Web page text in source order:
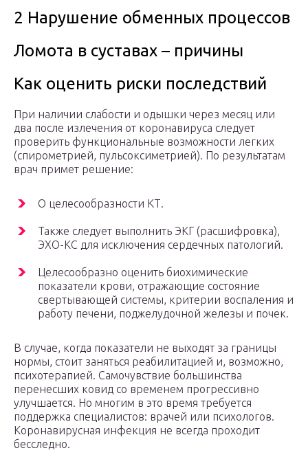
2 Нарушение обменных процессов
Ломота в суставах – причины
Как оценить риски последствий
При наличии слабости и одышки через месяц или
два после излечения от коронавируса следует
проверить функциональные возможности легких
(спирометрией, пульсоксиметрией). По результатам
врач примет решение:
О целесообразности КТ.
Также следует выполнить ЭКГ (расшифровка),
ЭХО-КС для исключения сердечных патологий.
Целесообразно оценить биохимические
показатели крови, отражающие состояние
свертывающей системы, критерии воспаления и
работу печени, поджелудочной железы и почек.
В случае, когда показатели не выходят за границы
нормы, стоит заняться реабилитацией и, возможно,
психотерапией. Самочувствие большинства
перенесших ковид со временем прогрессивно
улучшается. Но многим в это время требуется
поддержка специалистов: врачей или психологов.
Коронавирусная инфекция не всегда проходит
бесследно.